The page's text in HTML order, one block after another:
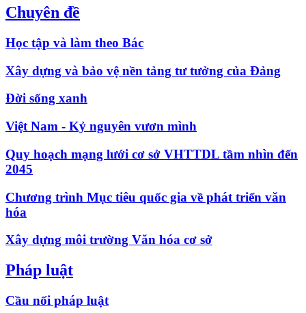
Chuyên đề
Học tập và làm theo Bác
Xây dựng và bảo vệ nền tảng tư tưởng của Đảng
Đời sống xanh
Việt Nam - Kỷ nguyên vươn mình
Quy hoạch mạng lưới cơ sở VHTTDL tầm nhìn đến
2045
Chương trình Mục tiêu quốc gia về phát triển văn
hóa
Xây dựng môi trường Văn hóa cơ sở
Pháp luật
Cầu nối pháp luật